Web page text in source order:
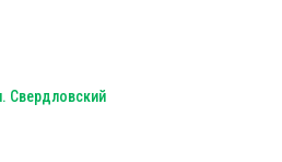
Свердловский